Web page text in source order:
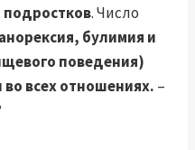
. Число
анорексия, булимия и
поведения)
всех отношениях. –